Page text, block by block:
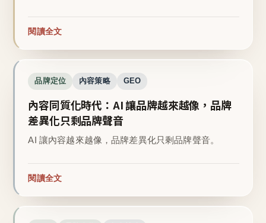
閱讀全文
品牌定位 內容策略 GEO
內容同質化時代：AI 讓品牌越來越像，品牌
差異化只剩品牌聲音
AI 讓內容越來越像，品牌差異化只剩品牌聲音。
閱讀全文